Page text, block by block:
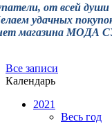
от всей души
удачных
магазина МОДА
Все записи
Календарь
2021
Весь год